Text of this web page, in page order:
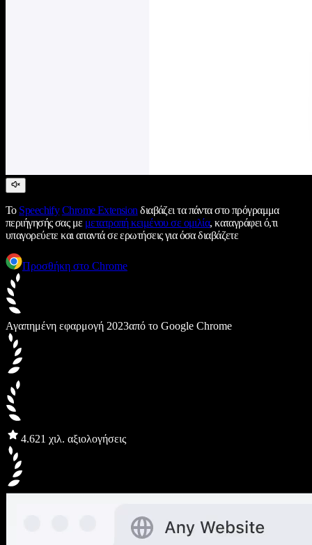
Το Speechify Chrome Extension διαβάζει τα πάντα στο πρόγραμμα
περιήγησής σας με μετατροπή κειμένου σε ομιλία, καταγράφει ό,τι
υπαγορεύετε και απαντά σε ερωτήσεις για όσα διαβάζετε
Προσθήκη στο Chrome
Αγαπημένη εφαρμογή 2023από το Google Chrome
4.621 χιλ. αξιολογήσεις